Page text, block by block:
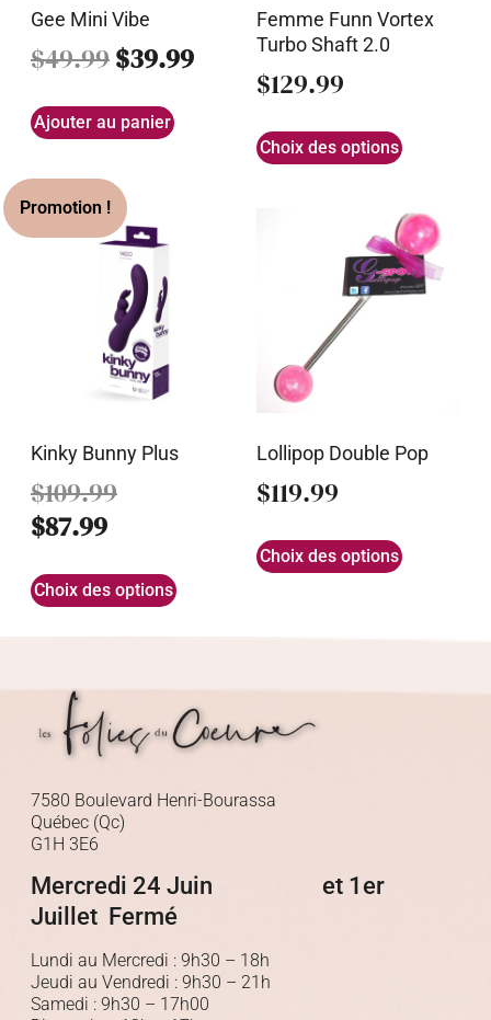
Gee Mini Vibe
$49.99$39.99
Ajouter au panier
Femme Funn Vortex
Turbo Shaft 2.0
$129.99
Choix des options
Kinky Bunny Plus
$109.99
$87.99
Choix des options
Lollipop Double Pop
$119.99
Choix des options
7580 Boulevard Henri-Bourassa
Québec (Qc)
G1H 3E6
Mercredi 24 Juin et 1er
Juillet Fermé
Lundi au Mercredi : 9h30 – 18h
Jeudi au Vendredi : 9h30 – 21h
Samedi : 9h30 – 17h00